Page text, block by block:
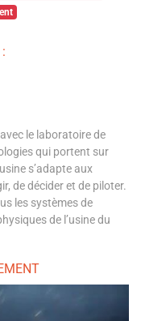
le laboratoire de
qui portent sur
s’adapte aux
de décider et de piloter.
les systèmes de
de l’usine du